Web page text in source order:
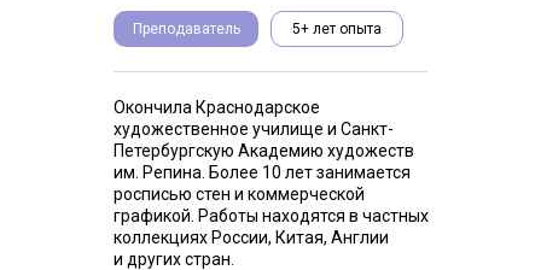
5+ лет опыта
Преподаватель
Окончила Краснодарское
художественное училище и Санкт-
Петербургскую Академию художеств
им. Репина. Более 10 лет занимается
росписью стен и коммерческой
графикой. Работы находятся в частных
коллекциях России, Китая, Англии
и других стран.